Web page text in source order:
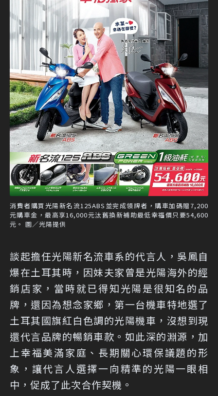
消費者購買光陽新名流125ABS並完成領牌者，購車加碼贈7,200
元購車金，最高享16,000元汰舊換新補助最低幸福價只要54,600
元。 圖／光陽提供
談起擔任光陽新名流車系的代言人，吳鳳自
爆在土耳其時，因妹夫家曾是光陽海外的經
銷店家，當時就已得知光陽是很知名的品
牌，還因為想念家鄉，第一台機車特地選了
土耳其國旗紅白色調的光陽機車，沒想到現
還代言品牌的暢銷車款。如此深的淵源，加
上幸福美滿家庭、長期關心環保議題的形
象，讓代言人選擇一向精準的光陽一眼相
中，促成了此次合作契機。